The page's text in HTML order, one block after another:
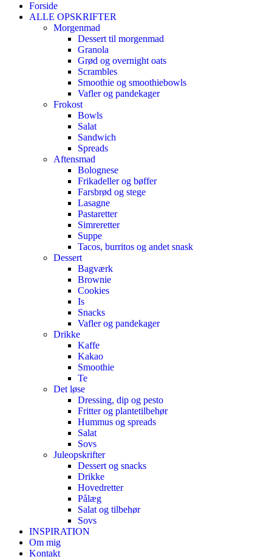
Forside
ALLE OPSKRIFTER
Morgenmad
Dessert til morgenmad
Granola
Grød og overnight oats
Scrambles
Smoothie og smoothiebowls
Vafler og pandekager
Frokost
Bowls
Salat
Sandwich
Spreads
Aftensmad
Bolognese
Frikadeller og bøffer
Farsbrød og stege
Lasagne
Pastaretter
Simreretter
Suppe
Tacos, burritos og andet snask
Dessert
Bagværk
Brownie
Cookies
Is
Snacks
Vafler og pandekager
Drikke
Kaffe
Kakao
Smoothie
Te
Det løse
Dressing, dip og pesto
Fritter og plantetilbehør
Hummus og spreads
Salat
Sovs
Juleopskrifter
Dessert og snacks
Drikke
Hovedretter
Pålæg
Salat og tilbehør
Sovs
INSPIRATION
Om mig
Kontakt